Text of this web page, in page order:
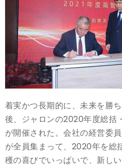
着実かつ長期的に、未来を勝
後、ジャロンの2020年度総括
が開催された。会社の経営委
が全員集まって、2020年を総
穫の喜びでいっぱいで、新し